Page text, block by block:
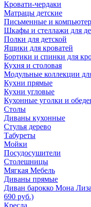
Кровати-чердаки
Матрацы детские
Письменные и
Шкафы и стеллажи для
Полки для детской
Ящики для кроватей
Бортики и спинки для
Кухня и столовая
Модульные коллекции
Кухни прямые
Кухни угловые
Кухонные уголки и
Столы
Диваны кухонные
Стулья дерево
Табуреты
Мойки
Посудосушители
Столешницы
Мягкая Мебель
Диваны прямые
Диван барокко Мона
690 руб.)
Кресла